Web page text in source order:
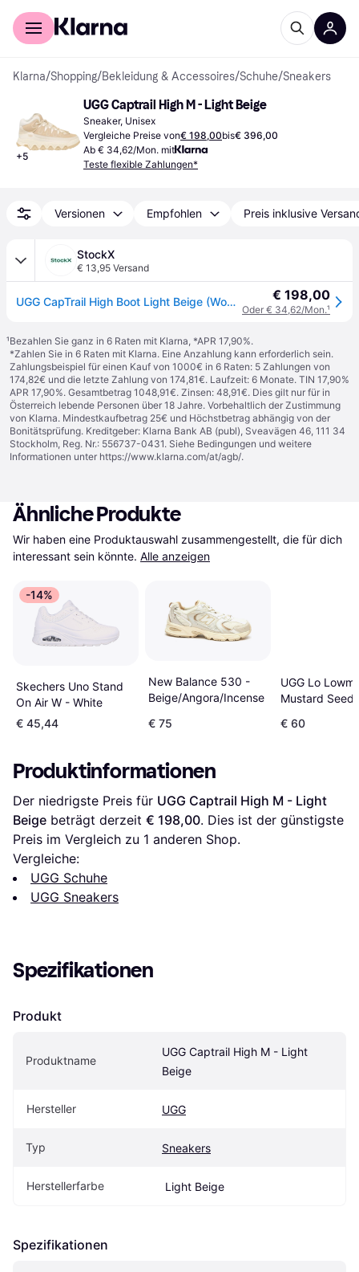
Für Shopper
Klarna/Shopping/Bekleidung & Accessoires/Schuhe/Sneakers
+5
UGG Captrail High M - Light Beige
Sneaker, Unisex
Vergleiche Preise von€ 198,00bis€ 396,00
Ab € 34,62/Mon. mit
Teste flexible Zahlungen*
Versionen Empfohlen Preis inklusive
StockX
€ 13,95 Versand
UGG CapTrail High Boot Light Beige (Women's) € 198,00
Oder € 34,62/Mon.¹
¹Bezahlen Sie ganz in 6 Raten mit Klarna, *APR 17,90%.
*Zahlen Sie in 6 Raten mit Klarna. Eine Anzahlung kann erforderlich sein.
Zahlungsbeispiel für einen Kauf von 1000€ in 6 Raten: 5 Zahlungen von
174,82€ und die letzte Zahlung von 174,81€. Laufzeit: 6 Monate. TIN 17,90%
APR 17,90%. Gesamtbetrag 1048,91€. Zinsen: 48,91€. Dies gilt nur für in
Österreich lebende Personen über 18 Jahre. Vorbehaltlich der Zustimmung
von Klarna. Mindestkaufbetrag 25€ und Höchstbetrag abhängig von der
Bonitätsprüfung. Kreditgeber: Klarna Bank AB (publ), Sveavägen 46, 111 34
Stockholm, Reg. Nr.: 556737-0431. Siehe Bedingungen und weitere
Informationen unter https://www.klarna.com/at/agb/.
Ähnliche Produkte
Wir haben eine Produktauswahl zusammengestellt, die für dich
interessant sein könnte. Alle anzeigen
-14%
Skechers Uno Stand
On Air W - White
€ 45,44
New Balance 530 -
Beige/Angora/Incense
€ 75
UGG Lo
Mustard Seed
€ 60
Produktinformationen
Der niedrigste Preis für UGG Captrail High M - Light
Beige beträgt derzeit € 198,00. Dies ist der günstigste
Preis im Vergleich zu 1 anderen Shop.
Vergleiche:
UGG Schuhe
UGG Sneakers
Spezifikationen
Produkt
Produktname
UGG Captrail High M - Light
Beige
Hersteller UGG
Typ Sneakers
Herstellerfarbe Light Beige
Spezifikationen